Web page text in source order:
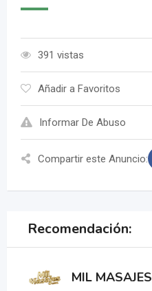
391 vistas
Añadir a Favoritos
Informar De Abuso
Compartir este Anuncio:
Recomendación:
MIL MASAJES